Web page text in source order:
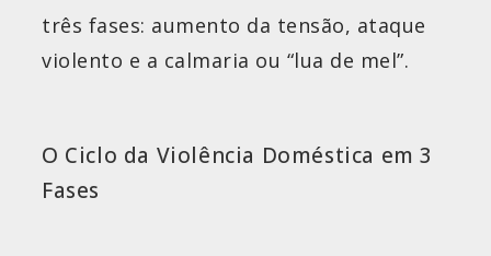
três fases: aumento da tensão, ataque
violento e a calmaria ou “lua de mel”.
O Ciclo da Violência Doméstica em 3
Fases